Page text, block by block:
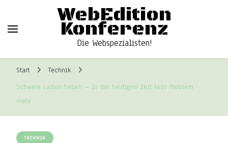
WebEdition
Konferenz
Die Webspezialisten!
Start
Technik
Schwere Lasten heben – In der heutigen Zeit kein Problem
mehr
TECHNIK